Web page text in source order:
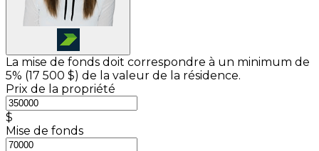
La mise de fonds doit correspondre à un minimum de
5% (17 500 $) de la valeur de la résidence.
Prix de la propriété
$
Mise de fonds